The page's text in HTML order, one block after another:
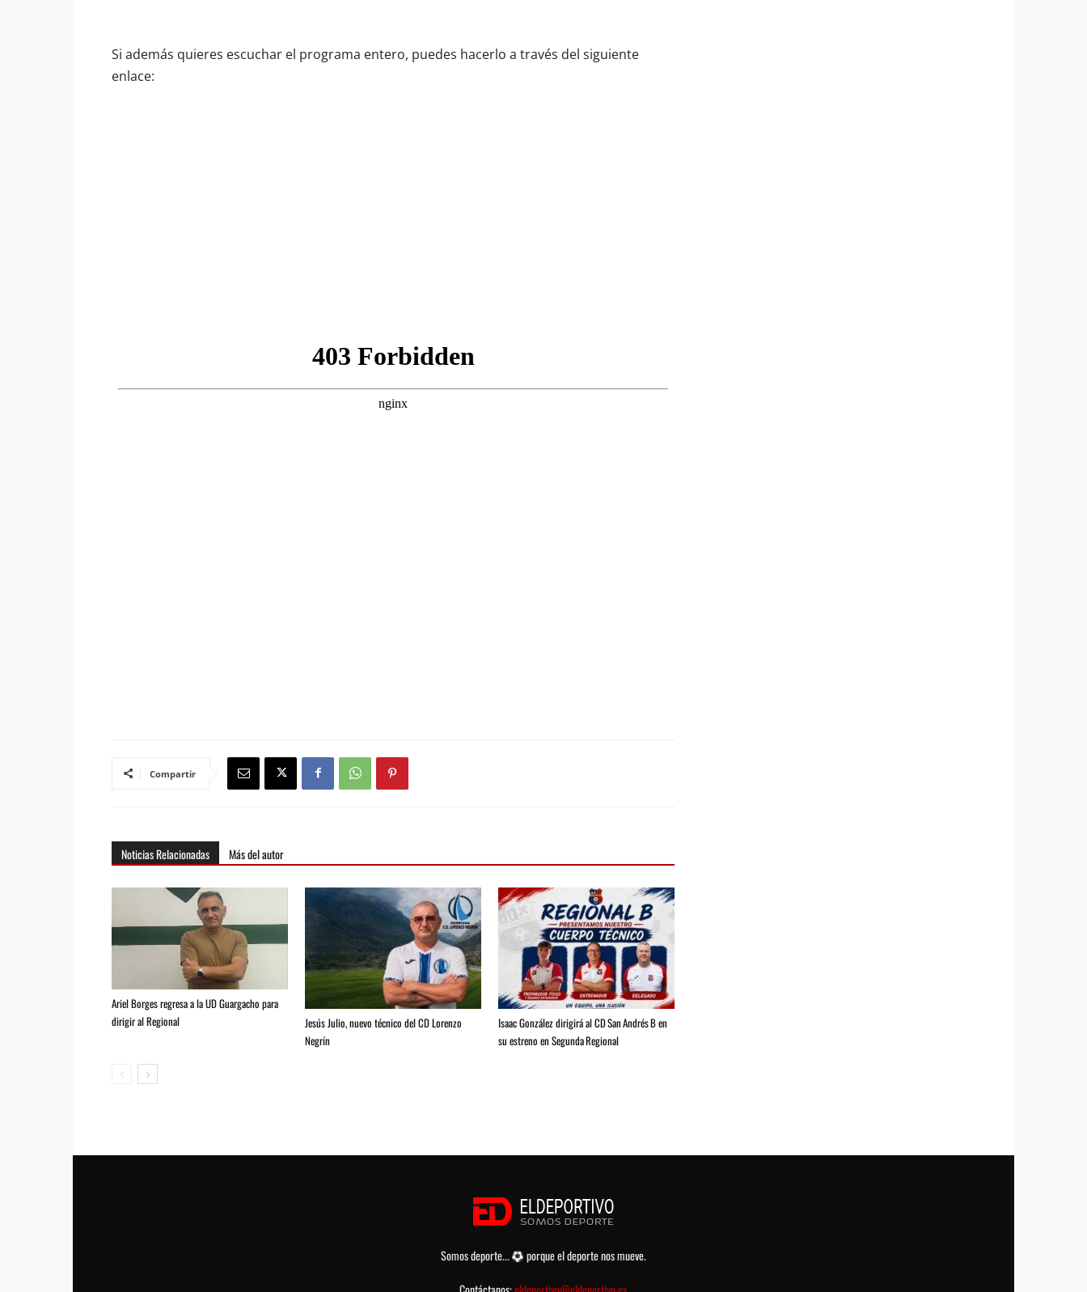
Si además quieres escuchar el programa entero, puedes hacerlo a través del siguiente
enlace:
Compartir
Noticias Relacionadas Más del autor
Ariel Borges regresa a la UD Guargacho para
dirigir al Regional
Jesús Julio, nuevo técnico del CD Lorenzo
Negrín
Isaac González dirigirá al CD San Andrés B en
su estreno en Segunda Regional
Somos deporte...
porque el deporte nos mueve.